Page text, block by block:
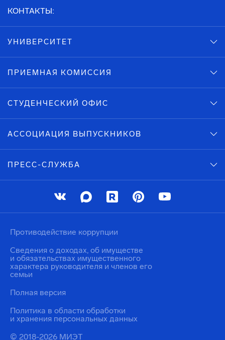
КОНТАКТЫ:
УНИВЕРСИТЕТ
ПРИЕМНАЯ КОМИССИЯ
СТУДЕНЧЕСКИЙ ОФИС
АССОЦИАЦИЯ ВЫПУСКНИКОВ
ПРЕСС-СЛУЖБА
© 2018-2026 МИЭТ
Политика в области обработки
и хранения персональных данных
Противодействие коррупции
Сведения о доходах, об имуществе
и обязательствах имущественного
характера руководителя и членов его
семьи
Полная версия